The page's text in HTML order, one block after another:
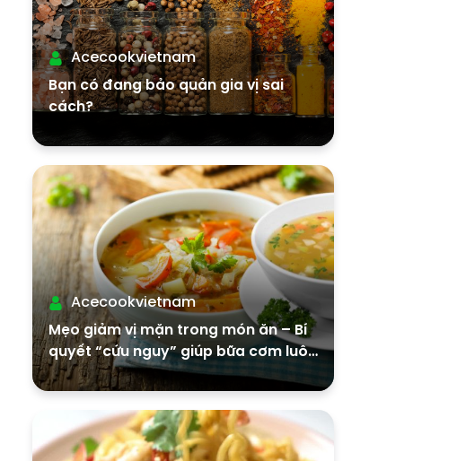
Acecookvietnam
Bạn có đang bảo quản gia vị sai
cách?
Acecookvietnam
Mẹo giảm vị mặn trong món ăn – Bí
quyết “cứu nguy” giúp bữa cơm luôn
tròn vị